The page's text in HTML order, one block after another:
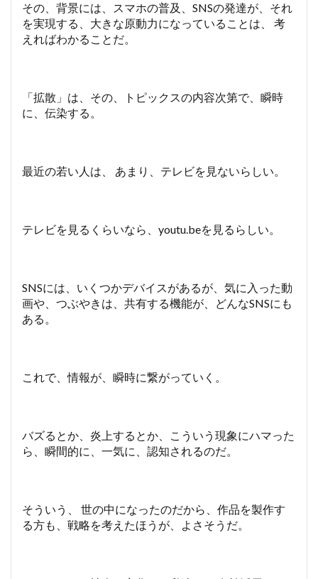
その、背景には、スマホの普及、SNSの発達が、それ
を実現する、大きな原動力になっていることは、 考
えればわかることだ。
「拡散」は、その、トピックスの内容次第で、瞬時
に、伝染する。
最近の若い人は、 あまり、テレビを見ないらしい。
テレビを見るくらいなら、youtu.beを見るらしい。
SNSには、いくつかデバイスがあるが、気に入った動
画や、つぶやきは、共有する機能が、どんなSNSにも
ある。
これで、情報が、瞬時に繋がっていく。
バズるとか、炎上するとか、こういう現象にハマった
ら、瞬間的に、一気に、認知されるのだ。
そういう、 世の中になったのだから、作品を製作す
る方も、戦略を考えたほうが、よさそうだ。